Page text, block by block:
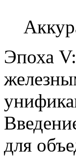
Эпоха
для